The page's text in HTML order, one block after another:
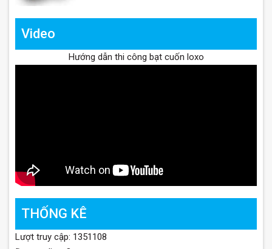
Video
Hướng dẫn thi công bạt cuốn loxo
THỐNG KÊ
Lượt truy cập: 1351108